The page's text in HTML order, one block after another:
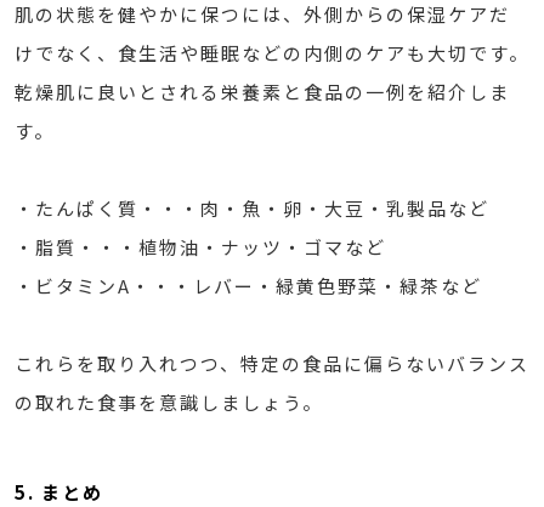
肌の状態を健やかに保つには、外側からの保湿ケアだ
けでなく、食生活や睡眠などの内側のケアも大切です。
乾燥肌に良いとされる栄養素と食品の一例を紹介しま
す。
・たんぱく質・・・肉・魚・卵・大豆・乳製品など
・脂質・・・植物油・ナッツ・ゴマなど
・ビタミンA・・・レバー・緑黄色野菜・緑茶など
これらを取り入れつつ、特定の食品に偏らないバランス
の取れた食事を意識しましょう。
5. まとめ